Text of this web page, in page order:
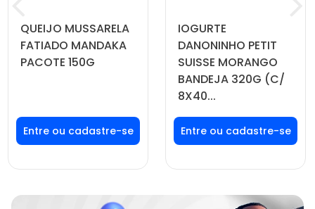
QUEIJO MUSSARELA
FATIADO MANDAKA
PACOTE 150G
Faça seu login ou
cadastre-se para
ver preços e
IOGURTE
DANONINHO PETIT
SUISSE MORANGO
BANDEJA 320G (C/
8X40...
Faça seu login ou
cadastre-se para
ver preços e